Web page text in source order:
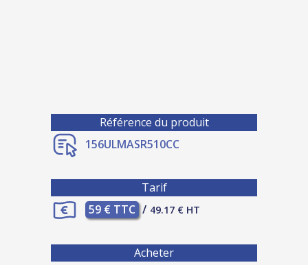
Référence du produit
156ULMASR510CC
Tarif
59 € TTC / 49.17 € HT
Acheter